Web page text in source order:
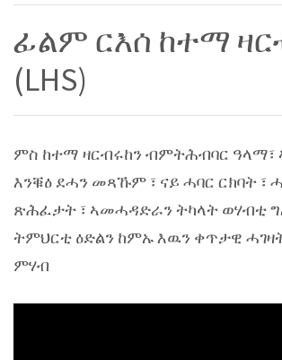
ፊልም ርእሰ ከተማ
(LHS)
ምስ ከተማ ዛርብሩከን ብምትሕብባር ዓላማ፣
እንቑዕ ደሓን መጻኹም ፣ ናይ ሓባር ርክባት ፣
ጽሕፈታት ፣ ኣመሓዳድራን ትካላት ወሃብቲ
ትምህርቲ ዕድልን ከምኡ እዉን ቀጥታዊ
ምሃብ